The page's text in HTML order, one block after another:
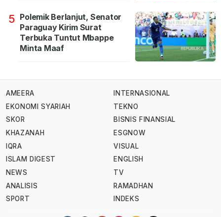
5 Polemik Berlanjut, Senator
Paraguay Kirim Surat
Terbuka Tuntut Mbappe
Minta Maaf
AMEERA
EKONOMI SYARIAH
SKOR
KHAZANAH
IQRA
ISLAM DIGEST
NEWS
ANALISIS
SPORT
INTERNASIONAL
TEKNO
BISNIS FINANSIAL
ESGNOW
VISUAL
ENGLISH
TV
RAMADHAN
INDEKS